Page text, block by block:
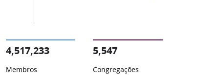
4,517,233
Membros
5,547
Congregações